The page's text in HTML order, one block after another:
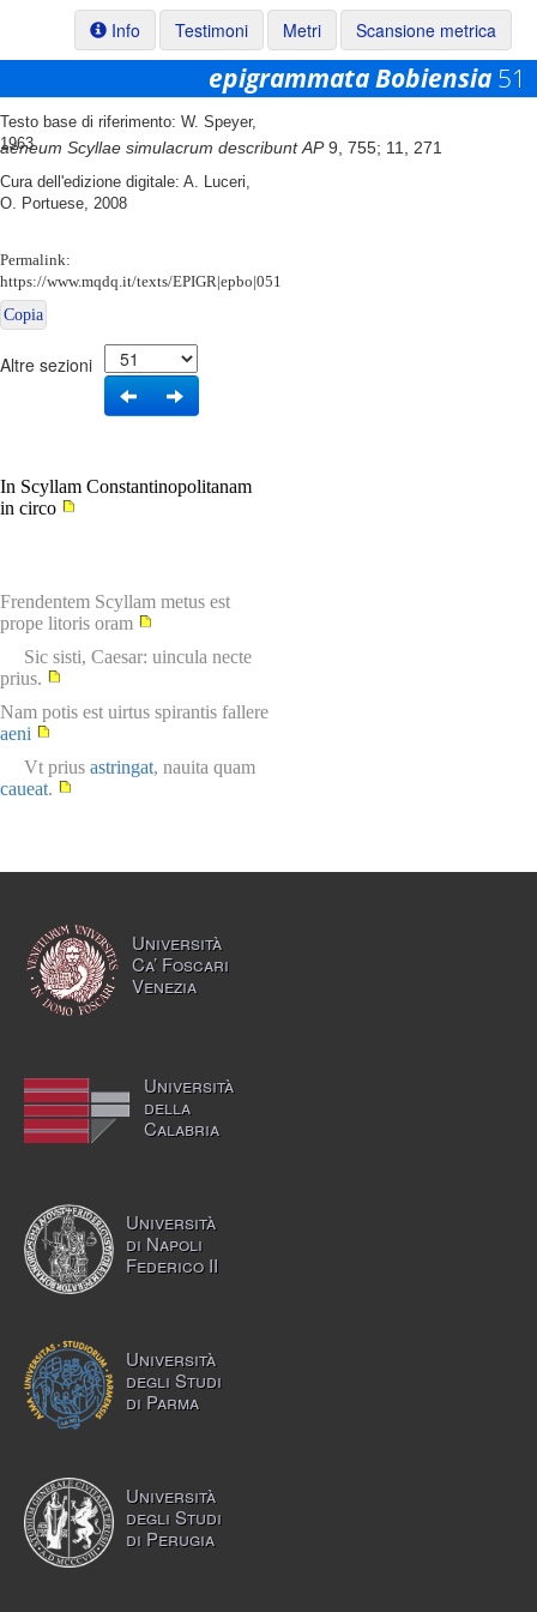
Info Testimoni Metri Scansione metrica
epigrammata Bobiensia 51
Testo base di riferimento: W. Speyer,
1963
Cura dell'edizione digitale: A. Luceri,
O. Portuese, 2008
Permalink:
https://www.mqdq.it/texts/EPIGR|epbo|051
Copia
Altre sezioni
In Scyllam Constantinopolitanam
in circo
Frendentem Scyllam metus est
prope litoris oram
Sic sisti, Caesar: uincula necte
prius.
Nam potis est uirtus spirantis fallere
aeni
Vt prius astringat, nauita quam
caueat.
aeneum Scyllae simulacrum describunt AP9, 755; 11, 271
Università
Ca’ Foscari
Venezia
Università
della
Calabria
Università
di Napoli
Federico II
Università
degli Studi
di Parma
Università
degli Studi
di Perugia